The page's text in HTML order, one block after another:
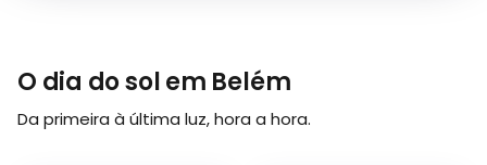
O dia do sol em Belém
Da primeira à última luz, hora a hora.